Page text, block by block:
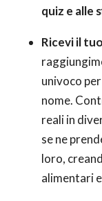
quiz e alle
Ricevi il
univoco
nome.
reali in
se ne
loro,
alimentari